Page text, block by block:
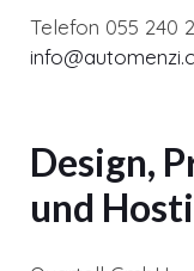
Telefon 055 240
Design,
und